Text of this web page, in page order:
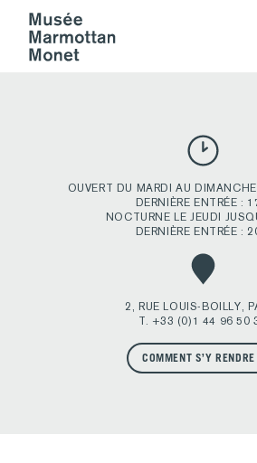
DIALOGUES INATTENDUS OPUS 2
Publié
anima 2 décembre 2020
OUVERT DU MARDI AU
DERNIÈRE ENTRÉE :
NOCTURNE LE JEUDI
DERNIÈRE ENTRÉE :
2, RUE LOUIS-BOILLY,
T. +33 (0)1 44 96 50
COMMENT S’Y RENDRE